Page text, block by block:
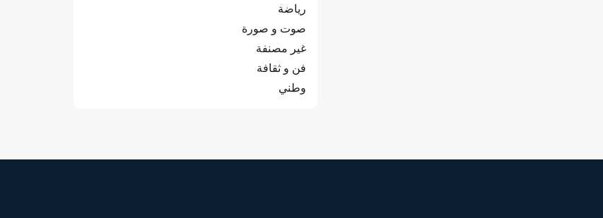
رياضة
صوت و صورة
غير مصنفة
فن و ثقافة
وطني